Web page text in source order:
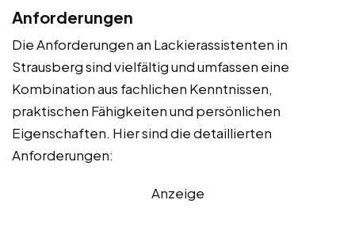
Anforderungen
Die Anforderungen an Lackierassistenten in
Strausberg sind vielfältig und umfassen eine
Kombination aus fachlichen Kenntnissen,
praktischen Fähigkeiten und persönlichen
Eigenschaften. Hier sind die detaillierten
Anforderungen:
Anzeige